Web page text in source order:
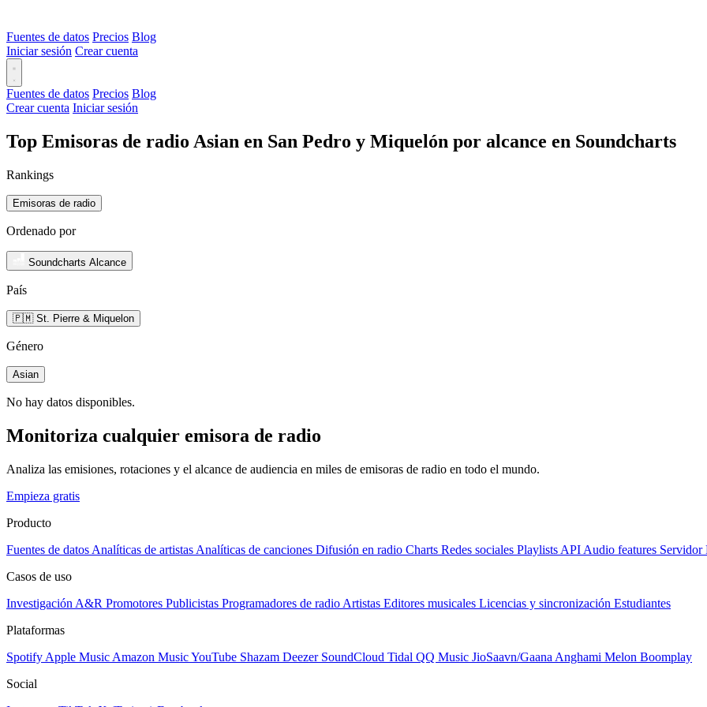
Fuentes de datos Precios Blog
Iniciar sesión Crear cuenta
Fuentes de datos Precios Blog
Crear cuenta Iniciar sesión
Top Emisoras de radio Asian en San Pedro y Miquelón por alcance en Soundcharts
Rankings
Emisoras de radio
Ordenado por
Soundcharts Alcance
País
🇵🇲 St. Pierre & Miquelon
Género
Asian
No hay datos disponibles.
Monitoriza cualquier emisora de radio
Analiza las emisiones, rotaciones y el alcance de audiencia en miles de emisoras de radio en todo el mundo.
Empieza gratis
Producto
Fuentes de datos Analíticas de artistas Analíticas de canciones Difusión en radio Charts Redes sociales Playlists API Audio features Servidor
Casos de uso
Investigación A&R Promotores Publicistas Programadores de radio Artistas Editores musicales Licencias y sincronización Estudiantes
Plataformas
Spotify Apple Music Amazon MusicYouTube Shazam Deezer SoundCloud Tidal QQ Music JioSaavn/Gaana Anghami Melon Boomplay
Social